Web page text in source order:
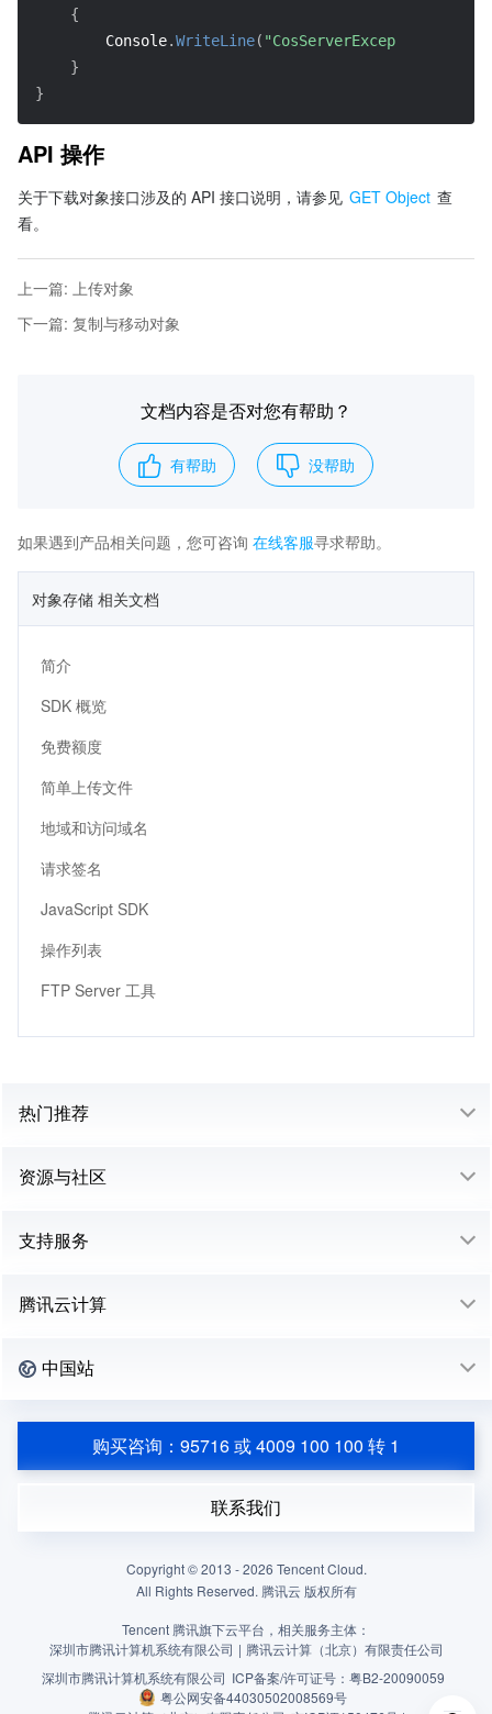
{
        Console
.WriteLine( "CosServerException: "
}
}
API 操作
关于下载对象接口涉及的 API 接口说明，请参见 GET Object 查
看。
上一篇: 上传对象
下一篇: 复制与移动对象
文档内容是否对您有帮助？
有帮助 没帮助
如果遇到产品相关问题，您可咨询 在线客服寻求帮助。
对象存储 相关文档
简介
SDK 概览
免费额度
简单上传文件
地域和访问域名
请求签名
JavaScript SDK
操作列表
FTP Server 工具
热门推荐
资源与社区
支持服务
腾讯云计算
中国站
购买咨询：95716 或 4009 100 100 转 1
联系我们
Copyright © 2013 -2026 Tencent Cloud.
All Rights Reserved. 腾讯云 版权所有
Tencent 腾讯旗下云平台，相关服务主体：
深圳市腾讯计算机系统有限公司 | 腾讯云计算（北京）有限责任公司
深圳市腾讯计算机系统有限公司 ICP备案/许可证号： 粤B2-20090059
粤公网安备44030502008569号